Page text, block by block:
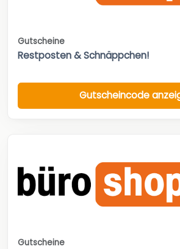
Gutscheine
Restposten & Schnäppchen!
Gutscheincode
Gutscheine